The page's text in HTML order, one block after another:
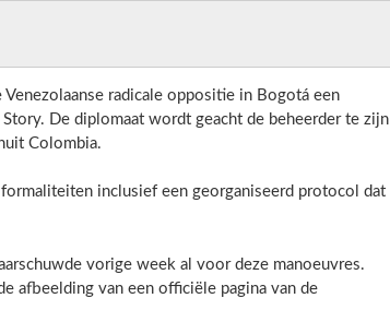
radicale oppositie in Bogotá een
De diplomaat wordt geacht de beheerder te zijn
Colombia.
inclusief een georganiseerd protocol dat
vorige week al voor deze manoeuvres.
afbeelding van een officiële pagina van de